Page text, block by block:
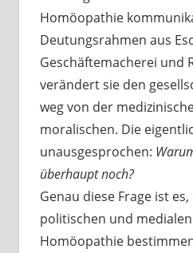
Homöopathie
Deutungsrahmen aus
Geschäftemacherei und
verändert sie den
weg von der
moralischen. Die
unausgesprochen:
überhaupt noch?
Genau diese Frage ist
politischen und
Homöopathie